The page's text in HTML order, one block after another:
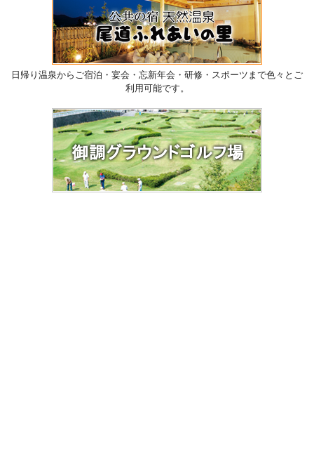
日帰り温泉からご宿泊・宴会・忘新年会・研修・スポーツまで色々とご
利用可能です。